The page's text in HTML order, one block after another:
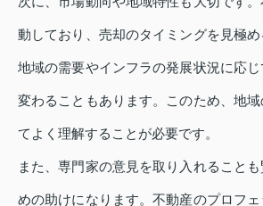
動しており、売却のタイミングを見極め
地域の需要やインフラの発展状況に応
変わることもあります。このため、地
てよく理解することが必要です。
また、専門家の意見を取り入れること
めの助けになります。不動産のプロフ